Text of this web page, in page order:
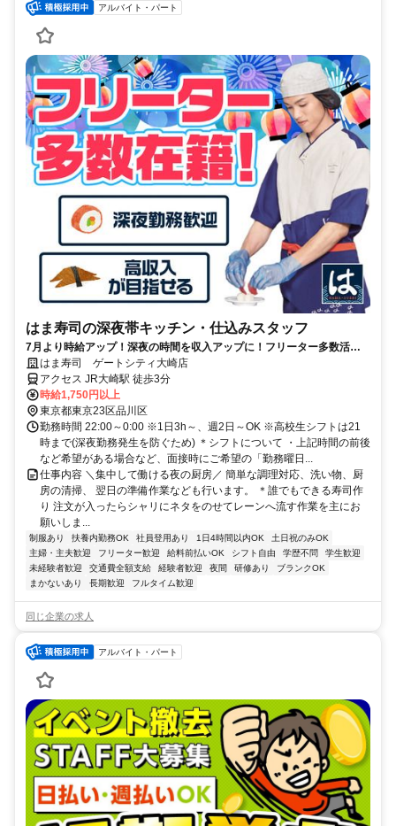
アルバイト・パート
はま寿司の深夜帯キッチン・仕込みスタッフ
7月より時給アップ！深夜の時間を収入アップに！フリーター多数活躍
中♪高収入を目指せる環境です！
はま寿司 ゲートシティ大崎店
アクセス JR大崎駅 徒歩3分
時給1,750円以上
東京都東京23区品川区
勤務時間 22:00～0:00 ※1日3h～、週2日～OK ※高校生シフトは21
時まで(深夜勤務発生を防ぐため) ＊シフトについて ・上記時間の前後
など希望がある場合など、面接時にご希望の「勤務曜日...
仕事内容 ＼集中して働ける夜の厨房／ 簡単な調理対応、洗い物、厨
房の清掃、 翌日の準備作業なども行います。 ＊誰でもできる寿司作
り 注文が入ったらシャリにネタをのせてレーンへ流す作業を主にお
願いしま...
制服あり 扶養内勤務OK 社員登用あり 1日4時間以内OK
土日祝のみOK
主婦・主夫歓迎
フリーター歓迎 給料前払いOK シフト自由 学歴不問
学生歓迎
未経験者歓迎
交通費全額支給 経験者歓迎 夜間 研修あり
ブランクOK
まかないあり
長期歓迎 フルタイム歓迎
同じ企業の求人
アルバイト・パート